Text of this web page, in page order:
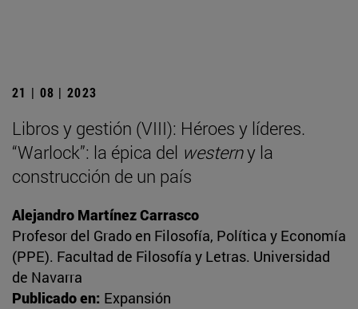
21 | 08 | 2023
Libros y gestión (VIII): Héroes y líderes.
“Warlock”: la épica del westerny la
construcción de un país
Alejandro Martínez Carrasco
Profesor del Grado en Filosofía, Política y Economía
(PPE). Facultad de Filosofía y Letras. Universidad
de Navarra
Publicado en: Expansión